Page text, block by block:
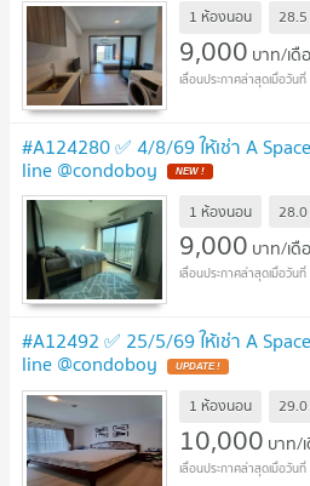
1 ห้องนอน 28.5
9,000 บาท/เดื
#A124280 ✅ 4/8/69 ให้เช่า A
line @condoboy
1 ห้องนอน 28.0
9,000 บาท/เดื
#A12492 ✅ 25/5/69 ให้เช่า A
line @condoboy
1 ห้องนอน 29.0
10,000 บาท/